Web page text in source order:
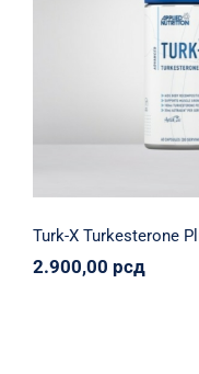
Turk-X
Applied Nutrition Svi
Turk-X Turkesterone
2.900,00 рсд